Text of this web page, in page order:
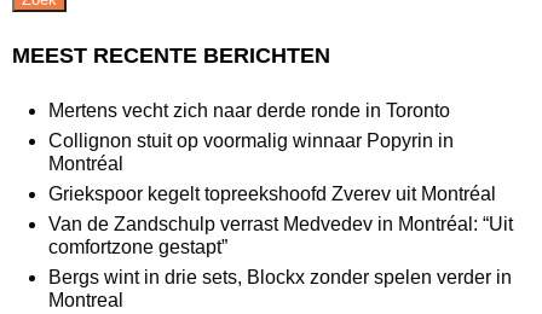
MEEST RECENTE BERICHTEN
Mertens vecht zich naar derde ronde in Toronto
Collignon stuit op voormalig winnaar Popyrin in
Montréal
Griekspoor kegelt topreekshoofd Zverev uit Montréal
Van de Zandschulp verrast Medvedev in Montréal: “Uit
comfortzone gestapt”
Bergs wint in drie sets, Blockx zonder spelen verder in
Montreal